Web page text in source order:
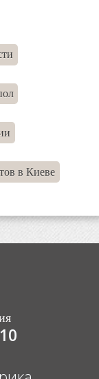
в Киеве